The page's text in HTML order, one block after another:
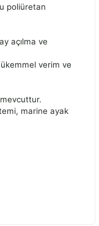
poliüretan
açılma ve
verim ve
marine ayak